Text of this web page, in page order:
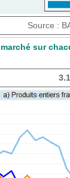
Source :
sur